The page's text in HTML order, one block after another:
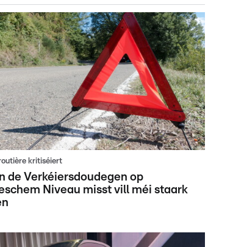
kritiséiert
de Verkéiersdoudegen op
Niveau misst vill méi staark